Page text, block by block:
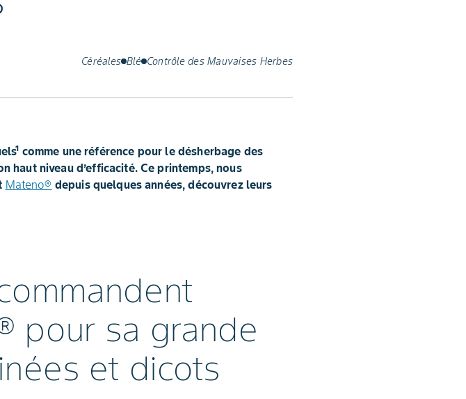
Céréales Blé Contrôle des Mauvaises Herbes
comme une référence pour le désherbage des
haut niveau d’efficacité. Ce printemps, nous
Mateno® depuis quelques années, découvrez leurs
pour sa grande
et dicots